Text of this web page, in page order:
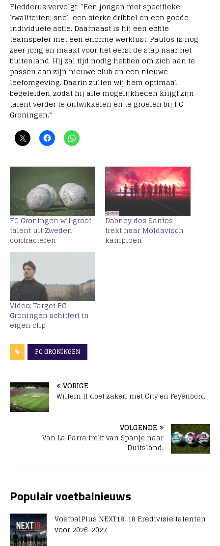
Fledderus vervolgt: “Een jongen met specifieke
kwaliteiten; snel, een sterke dribbel en een goede
individuele actie. Daarnaast is hij een echte
teamspeler met een enorme werklust. Paulos is nog
zeer jong en maakt voor het eerst de stap naar het
buitenland. Hij zal tijd nodig hebben om zich aan te
passen aan zijn nieuwe club en een nieuwe
leefomgeving. Daarin zullen wij hem optimaal
begeleiden, zodat hij alle mogelijkheden krijgt zijn
talent verder te ontwikkelen en te groeien bij FC
Groningen.”
FC Groningen wil groot
talent uit Zweden
contracteren
Dabney dos Santos
trekt naar Moldavisch
kampioen
Video: Target FC
Groningen schittert in
eigen clip
FC GRONINGEN
VORIGE
Willem II doet zaken met City en Feyenoord
VOLGENDE
Van La Parra trekt van Spanje naar
Duitsland.
Populair voetbalnieuws
VoetbalPlus NEXT18: 18 Eredivisie talenten
voor 2026-2027